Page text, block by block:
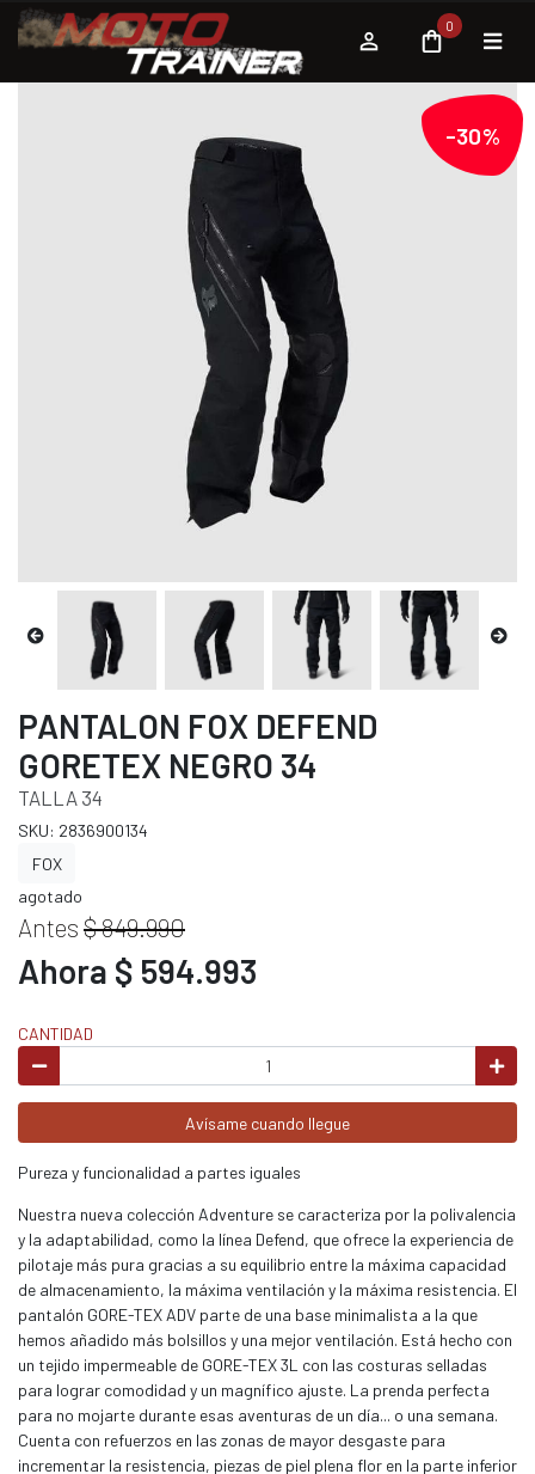
0
-30%
PANTALON FOX DEFEND
GORETEX NEGRO 34
TALLA 34
SKU: 2836900134
FOX
agotado
Antes $ 849.990
Ahora $ 594.993
CANTIDAD
Avísame cuando llegue
Pureza y funcionalidad a partes iguales
Nuestra nueva colección Adventure se caracteriza por la polivalencia
y la adaptabilidad, como la línea Defend, que ofrece la experiencia de
pilotaje más pura gracias a su equilibrio entre la máxima capacidad
de almacenamiento, la máxima ventilación y la máxima resistencia. El
pantalón GORE-TEX ADV parte de una base minimalista a la que
hemos añadido más bolsillos y una mejor ventilación. Está hecho con
un tejido impermeable de GORE-TEX 3L con las costuras selladas
para lograr comodidad y un magnífico ajuste. La prenda perfecta
para no mojarte durante esas aventuras de un día... o una semana.
Cuenta con refuerzos en las zonas de mayor desgaste para
incrementar la resistencia, piezas de piel plena flor en la parte inferior